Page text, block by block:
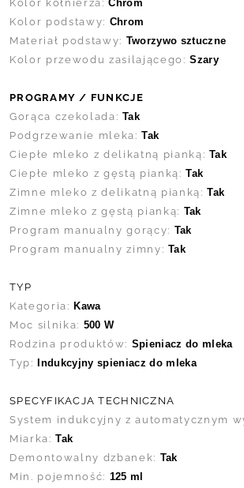
Chrom
Kolor podstawy: Chrom
Materiał podstawy: Tworzywo sztuczne
Kolor przewodu zasilającego:Szary
PROGRAMY / FUNKCJE
Gorąca czekolada: Tak
Podgrzewanie mleka:Tak
Ciepłe mleko z delikatną pianką:Tak
Ciepłe mleko z gęstą pianką:Tak
Zimne mleko z delikatną pianką:Tak
Zimne mleko z gęstą pianką: Tak
Program manualny gorący: Tak
Program manualny zimny: Tak
TYP
Kategoria:Kawa
Moc silnika: 500 W
Rodzina produktów: Spieniacz do mleka
Typ: Indukcyjny spieniacz do mleka
SPECYFIKACJA TECHNICZNA
System indukcyjny z automatycznym
Miarka:Tak
Demontowalny dzbanek: Tak
Min. pojemność: 125 ml